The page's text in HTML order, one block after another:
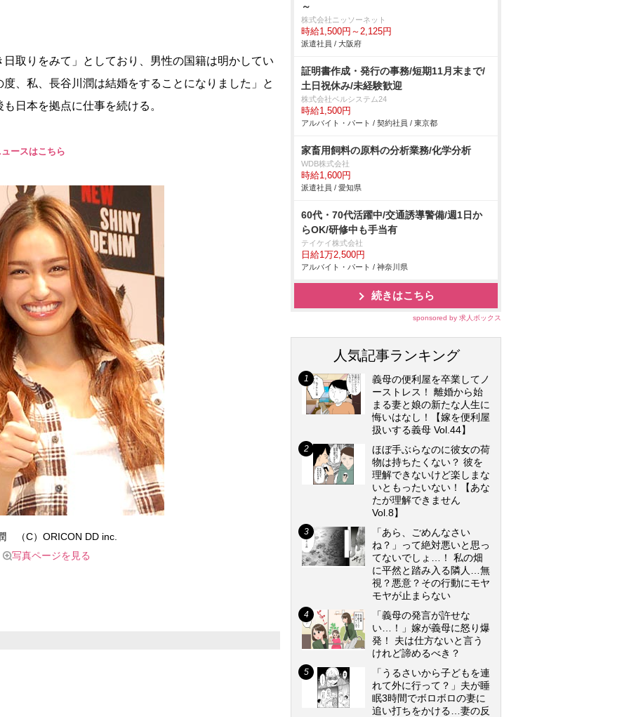
取りをみて」としており、男性の国籍は明かしてい
、私、長谷川潤は結婚をすることになりました」と
日本を拠点に仕事を続ける。
ースはこちら
（C）ORICON DD inc.
写真ページを見る
～
株式会社ニッソーネット
時給1,500円～2,125円
派遣社員 / 大阪府
証明書作成・発行の事務/短期11月末まで/
土日祝休み/未経験歓迎
株式会社ベルシステム24
時給1,500円
アルバイト・パート / 契約社員 / 東京都
家畜用飼料の原料の分析業務/化学分析
WDB株式会社
時給1,600円
派遣社員 / 愛知県
60代・70代活躍中/交通誘導警備/週1日か
らOK/研修中も手当有
テイケイ株式会社
日給1万2,500円
アルバイト・パート / 神奈川県
続きはこちら
sponsored by 求人ボックス
人気記事ランキング
義母の便利屋を卒業してノ
ーストレス！ 離婚から始
まる妻と娘の新たな人生に
悔いはなし！【嫁を便利屋
扱いする義母 Vol.44】
ほぼ手ぶらなのに彼女の荷
物は持ちたくない？ 彼を
理解できないけど楽しまな
いともったいない！【あな
たが理解できません
Vol.8】
「あら、ごめんなさい
ね？」って絶対悪いと思っ
てないでしょ…！ 私の畑
に平然と踏み入る隣人…無
視？悪意？その行動にモヤ
モヤが止まらない
「義母の発言が許せな
い…！」嫁が義母に怒り爆
発！ 夫は仕方ないと言う
けれど諦めるべき？
「うるさいから子どもを連
れて外に行って？」夫が睡
眠3時間でボロボロの妻に
追い打ちをかける…妻の反